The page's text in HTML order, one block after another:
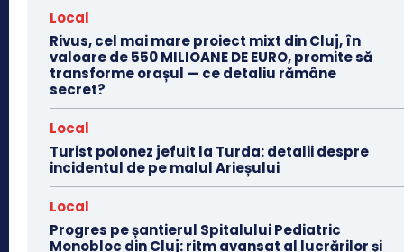
Local
Rivus, cel mai mare proiect mixt din Cluj, în
valoare de 550 MILIOANE DE EURO, promite să
transforme orașul — ce detaliu rămâne
secret?
Local
Turist polonez jefuit la Turda: detalii despre
incidentul de pe malul Arieșului
Local
Progres pe șantierul Spitalului Pediatric
Monobloc din Cluj: ritm avansat al lucrărilor și